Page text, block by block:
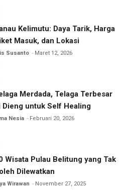
Kelimutu: Daya Tarik, Harga
Masuk, dan Lokasi
Susanto Maret 12, 2026
Merdada, Telaga Terbesar
Dieng untuk Self Healing
Nesia Februari 20, 2026
Wisata Pulau Belitung yang Tak
Dilewatkan
Wirawan November 27, 2025